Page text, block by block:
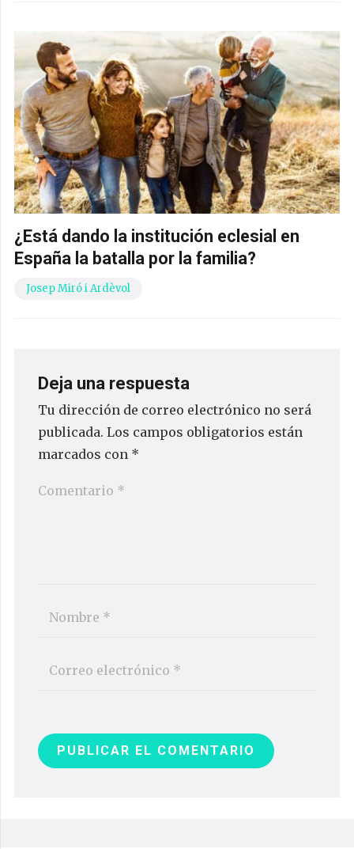
¿Está dando la institución eclesial en
España la batalla por la familia?
Josep Miró i Ardèvol
Deja una respuesta
Tu dirección de correo electrónico no será
publicada. Los campos obligatorios están
marcados con *
PUBLICAR EL COMENTARIO